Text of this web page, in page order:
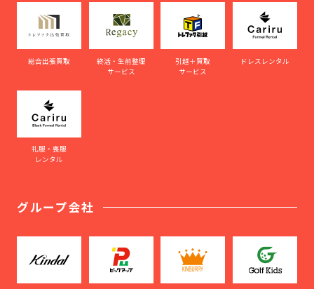
総合出張買取
終活・生前整理
サービス
引越＋買取
サービス
ドレスレンタル
礼服・喪服
レンタル
グループ会社